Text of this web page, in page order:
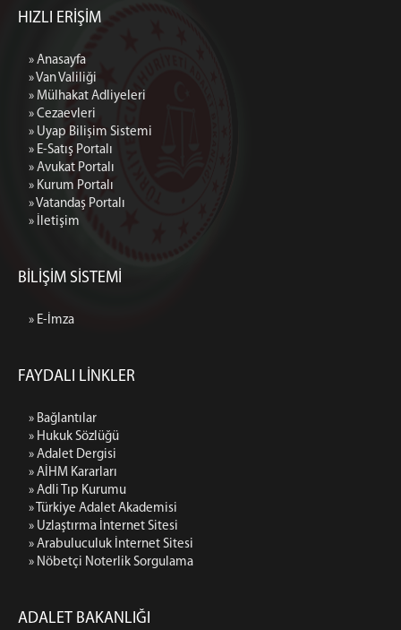
HIZLI ERİŞİM
» Anasayfa
» Van Valiliği
» Mülhakat Adliyeleri
» Cezaevleri
» Uyap Bilişim Sistemi
» E-Satış Portalı
» Avukat Portalı
» Kurum Portalı
» Vatandaş Portalı
» İletişim
BİLİŞİM SİSTEMİ
» E-İmza
FAYDALI LİNKLER
» Bağlantılar
» Hukuk Sözlüğü
» Adalet Dergisi
» AİHM Kararları
» Adli Tıp Kurumu
» Türkiye Adalet Akademisi
» Uzlaştırma İnternet Sitesi
» Arabuluculuk İnternet Sitesi
» Nöbetçi Noterlik Sorgulama
ADALET BAKANLIĞI